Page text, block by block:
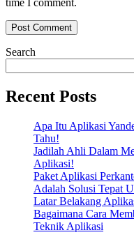
Search
Recent Posts
Apa Itu Aplikasi
Tahu!
Jadilah Ahli Dalam
Aplikasi!
Paket Aplikasi
Adalah Solusi Tepat
Latar Belakang
Bagaimana Cara
Teknik Aplikasi